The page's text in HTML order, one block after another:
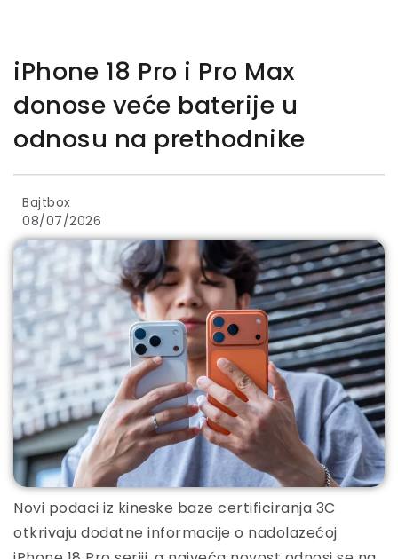
iPhone 18 Pro i Pro Max
donose veće baterije u
odnosu na prethodnike
Bajtbox
08/07/2026
Novi podaci iz kineske baze certificiranja 3C
otkrivaju dodatne informacije o nadolazećoj